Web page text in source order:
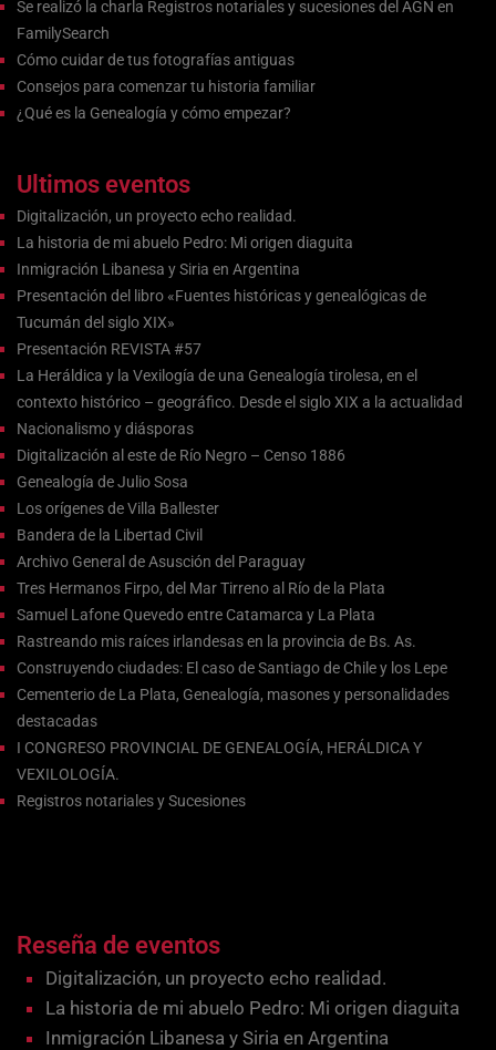
Se realizó la charla Registros notariales y sucesiones del AGN en
FamilySearch
Cómo cuidar de tus fotografías antiguas
Consejos para comenzar tu historia familiar
¿Qué es la Genealogía y cómo empezar?
Ultimos eventos
Digitalización, un proyecto echo realidad.
La historia de mi abuelo Pedro: Mi origen diaguita
Inmigración Libanesa y Siria en Argentina
Presentación del libro «Fuentes históricas y genealógicas de
Tucumán del siglo XIX»
Presentación REVISTA #57
La Heráldica y la Vexilogía de una Genealogía tirolesa, en el
contexto histórico – geográfico. Desde el siglo XIX a la actualidad
Nacionalismo y diásporas
Digitalización al este de Río Negro – Censo 1886
Genealogía de Julio Sosa
Los orígenes de Villa Ballester
Bandera de la Libertad Civil
Archivo General de Asusción del Paraguay
Tres Hermanos Firpo, del Mar Tirreno al Río de la Plata
Samuel Lafone Quevedo entre Catamarca y La Plata
Rastreando mis raíces irlandesas en la provincia de Bs. As.
Construyendo ciudades: El caso de Santiago de Chile y los Lepe
Cementerio de La Plata, Genealogía, masones y personalidades
destacadas
I CONGRESO PROVINCIAL DE GENEALOGÍA, HERÁLDICA Y
VEXILOLOGÍA.
Registros notariales y Sucesiones
Reseña de eventos
Digitalización, un proyecto echo realidad.
La historia de mi abuelo Pedro: Mi origen diaguita
Inmigración Libanesa y Siria en Argentina